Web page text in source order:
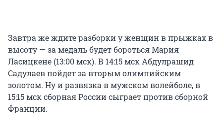
Завтра же ждите разборки у женщин в прыжках в
высоту — за медаль будет бороться Мария
Ласицкене (13:00 мск). В 14:15 мск Абдулрашид
Садулаев пойдет за вторым олимпийским
золотом. Ну и развязка в мужском волейболе, в
15:15 мск сборная России сыграет против сборной
Франции.